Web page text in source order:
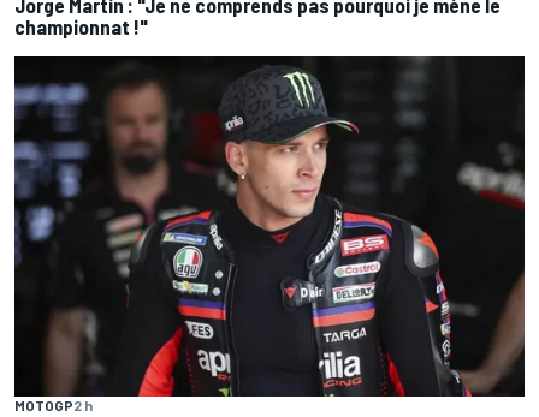
Jorge Martín : "Je ne comprends pas pourquoi je mène le
championnat !"
MOTOGP2 h